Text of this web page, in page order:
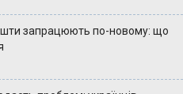
запрацюють по-новому: що